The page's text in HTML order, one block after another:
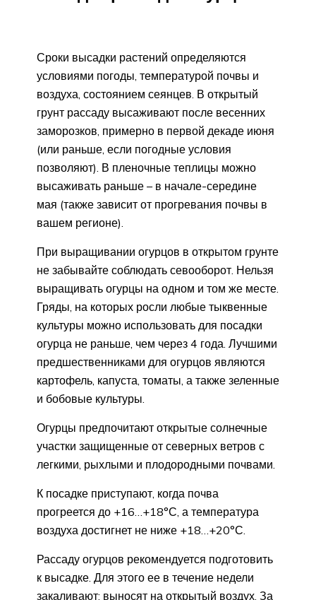
Сроки высадки растений определяются
условиями погоды, температурой почвы и
воздуха, состоянием сеянцев. В открытый
грунт рассаду высаживают после весенних
заморозков, примерно в первой декаде июня
(или раньше, если погодные условия
позволяют). В пленочные теплицы можно
высаживать раньше – в начале-середине
мая (также зависит от прогревания почвы в
вашем регионе).
При выращивании огурцов в открытом грунте
не забывайте соблюдать севооборот. Нельзя
выращивать огурцы на одном и том же месте.
Гряды, на которых росли любые тыквенные
культуры можно использовать для посадки
огурца не раньше, чем через 4 года. Лучшими
предшественниками для огурцов являются
картофель, капуста, томаты, а также зеленные
и бобовые культуры.
Огурцы предпочитают открытые солнечные
участки защищенные от северных ветров с
легкими, рыхлыми и плодородными почвами.
К посадке приступают, когда почва
прогреется до +16…+18°С, а температура
воздуха достигнет не ниже +18…+20°С.
Рассаду огурцов рекомендуется подготовить
к высадке. Для этого ее в течение недели
закаливают: выносят на открытый воздух. За